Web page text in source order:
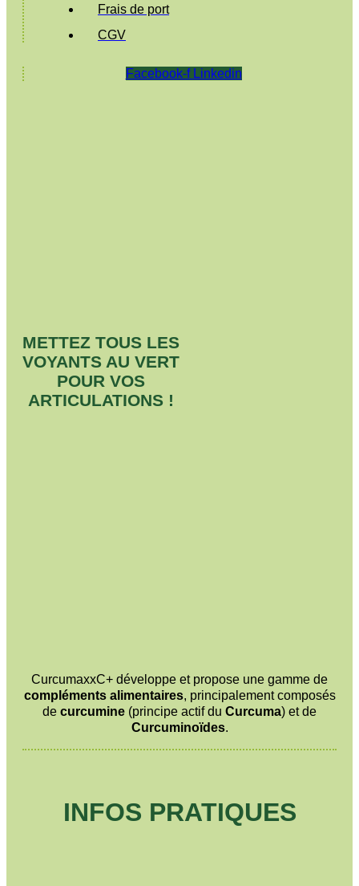
Frais de port
CGV
Facebook-f Linkedin
METTEZ TOUS LES
VOYANTS AU VERT
POUR VOS
ARTICULATIONS !
CurcumaxxC+ développe et propose une gamme de
compléments alimentaires, principalement composés
de curcumine (principe actif du Curcuma) et de
Curcuminoïdes.
INFOS PRATIQUES